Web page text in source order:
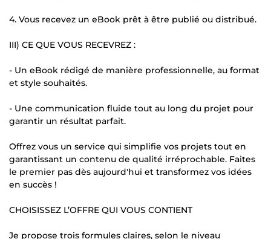
4. Vous recevez un eBook prêt à être publié ou distribué.
III) CE QUE VOUS RECEVREZ :
- Un eBook rédigé de manière professionnelle, au format
et style souhaités.
- Une communication fluide tout au long du projet pour
garantir un résultat parfait.
Offrez vous un service qui simplifie vos projets tout en
garantissant un contenu de qualité irréprochable. Faites
le premier pas dès aujourd'hui et transformez vos idées
en succès !
CHOISISSEZ L’OFFRE QUI VOUS CONTIENT
Je propose trois formules claires, selon le niveau